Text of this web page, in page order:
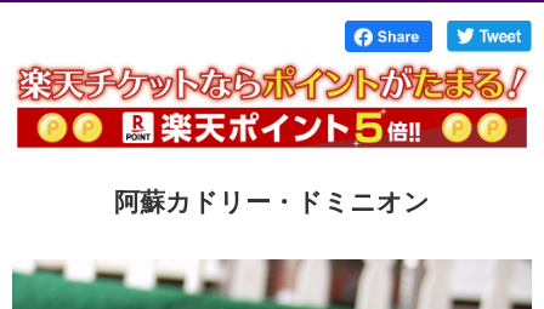
阿蘇カドリー・ドミニオン